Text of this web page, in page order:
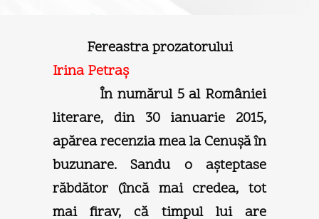
Fereastra prozatorului
Irina Petraş
În numărul 5 al României
literare, din 30 ianuarie 2015,
apărea recenzia mea la Cenuşă în
buzunare. Sandu o aşteptase
răbdător (încă mai credea, tot
mai firav, că timpul lui are